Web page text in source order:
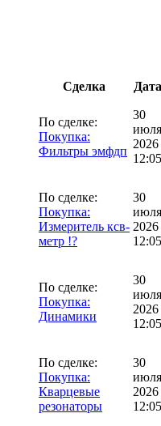
Сделка Дата
По сделке:
Покупка:
Фильтры эмфдп
30
июля
2026
12:05
По сделке:
Покупка:
Измеритель ксв-
метр !?
30
июля
2026
12:05
По сделке:
Покупка:
Динамики
30
июля
2026
12:05
По сделке:
Покупка:
Кварцевые
резонаторы
30
июля
2026
12:05